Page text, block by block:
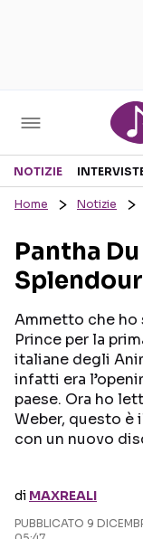
Sezioni
RECENSIONI
INTERVISTE
GOSSIP E
NOTIZIE
Home Notizie
Pantha
Splendour
Ammetto che ho
Prince per la
italiane degli
infatti era
paese. Ora ho
Weber, questo è
con un nuovo
di MAXREALI
PUBBLICATO 9